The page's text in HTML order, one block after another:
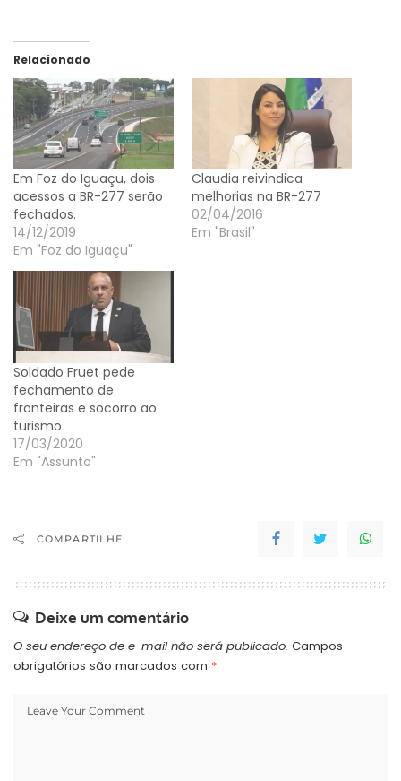
Relacionado
Em Foz do Iguaçu, dois
acessos a BR-277 serão
fechados.
14/12/2019
Em "Foz do Iguaçu"
Claudia reivindica
melhorias na BR-277
02/04/2016
Em "Brasil"
Soldado Fruet pede
fechamento de
fronteiras e socorro ao
turismo
17/03/2020
Em "Assunto"
COMPARTILHE
Deixe um comentário
O seu endereço de e-mail não será publicado. Campos
obrigatórios são marcados com *